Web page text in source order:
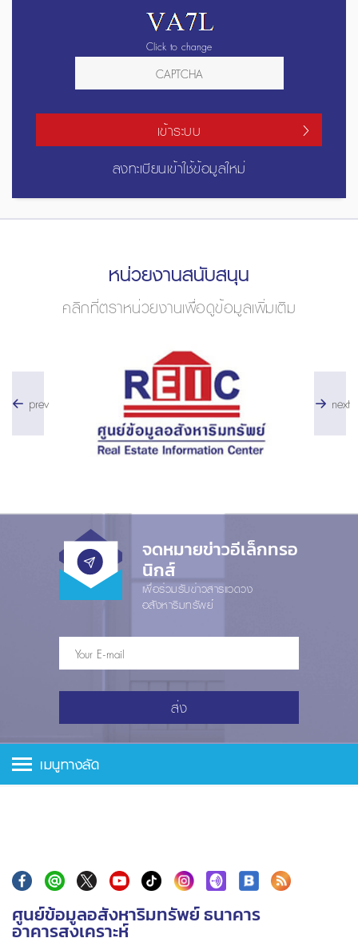
Click to change
เข้าระบบ
ลงทะเบียนเข้าใช้ข้อมูลใหม่
หน่วยงานสนับสนุน
คลิกที่ตราหน่วยงานเพื่อดูข้อมูลเพิ่มเติม
prev next
จดหมายข่าวอีเล็กทรอ
นิกส์
เพื่อร่วมรับข่าวสารแวดวง
อสังหาริมทรัพย์
ส่ง
เมนูทางลัด
ศูนย์ข้อมูลอสังหาริมทรัพย์ ธนาคาร
อาคารสงเคราะห์